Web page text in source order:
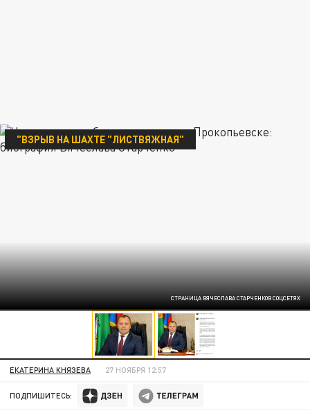
СТРАНИЦА ВЯЧЕСЛАВА СТАРЧЕНКОВ СОЦСЕТЯХ
"ВЗРЫВ НА ШАХТЕ "ЛИСТВЯЖНАЯ"
ЕКАТЕРИНА КНЯЗЕВА 27 НОЯБРЯ 12:57
ПОДПИШИТЕСЬ: